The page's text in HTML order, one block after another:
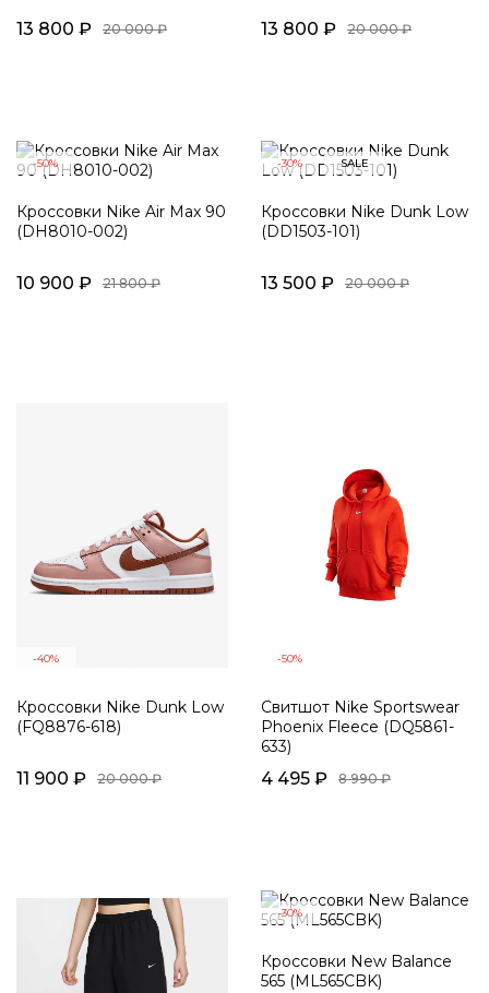
13 800 ₽ 20 000 ₽ 13 800 ₽ 20 000 ₽
-50%
Кроссовки Nike Air Max 90
(DH8010-002)
10 900 ₽ 21 800 ₽
-30% SALE
Кроссовки Nike Dunk Low
(DD1503-101)
13 500 ₽ 20 000 ₽
-40%
Кроссовки Nike Dunk Low
(FQ8876-618)
11 900 ₽ 20 000 ₽
-50%
Свитшот Nike Sportswear
Phoenix Fleece (DQ5861-
633)
4 495 ₽ 8 990 ₽
-30%
Кроссовки New Balance
565 (ML565CBK)